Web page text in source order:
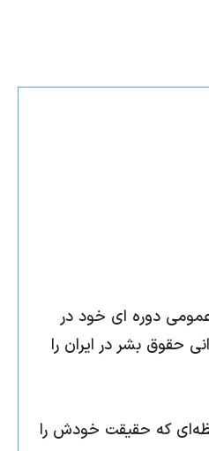
عمومی دوره ای خود در
حقوق بشر در ایران را
که حقیقت خودش را